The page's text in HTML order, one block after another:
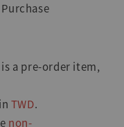
a pre-order item,
TWD.
non-